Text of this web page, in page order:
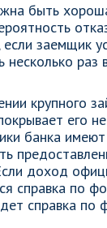
быть
если заемщик
несколько раз
крупного
его
банка
доход
справка по
справка по